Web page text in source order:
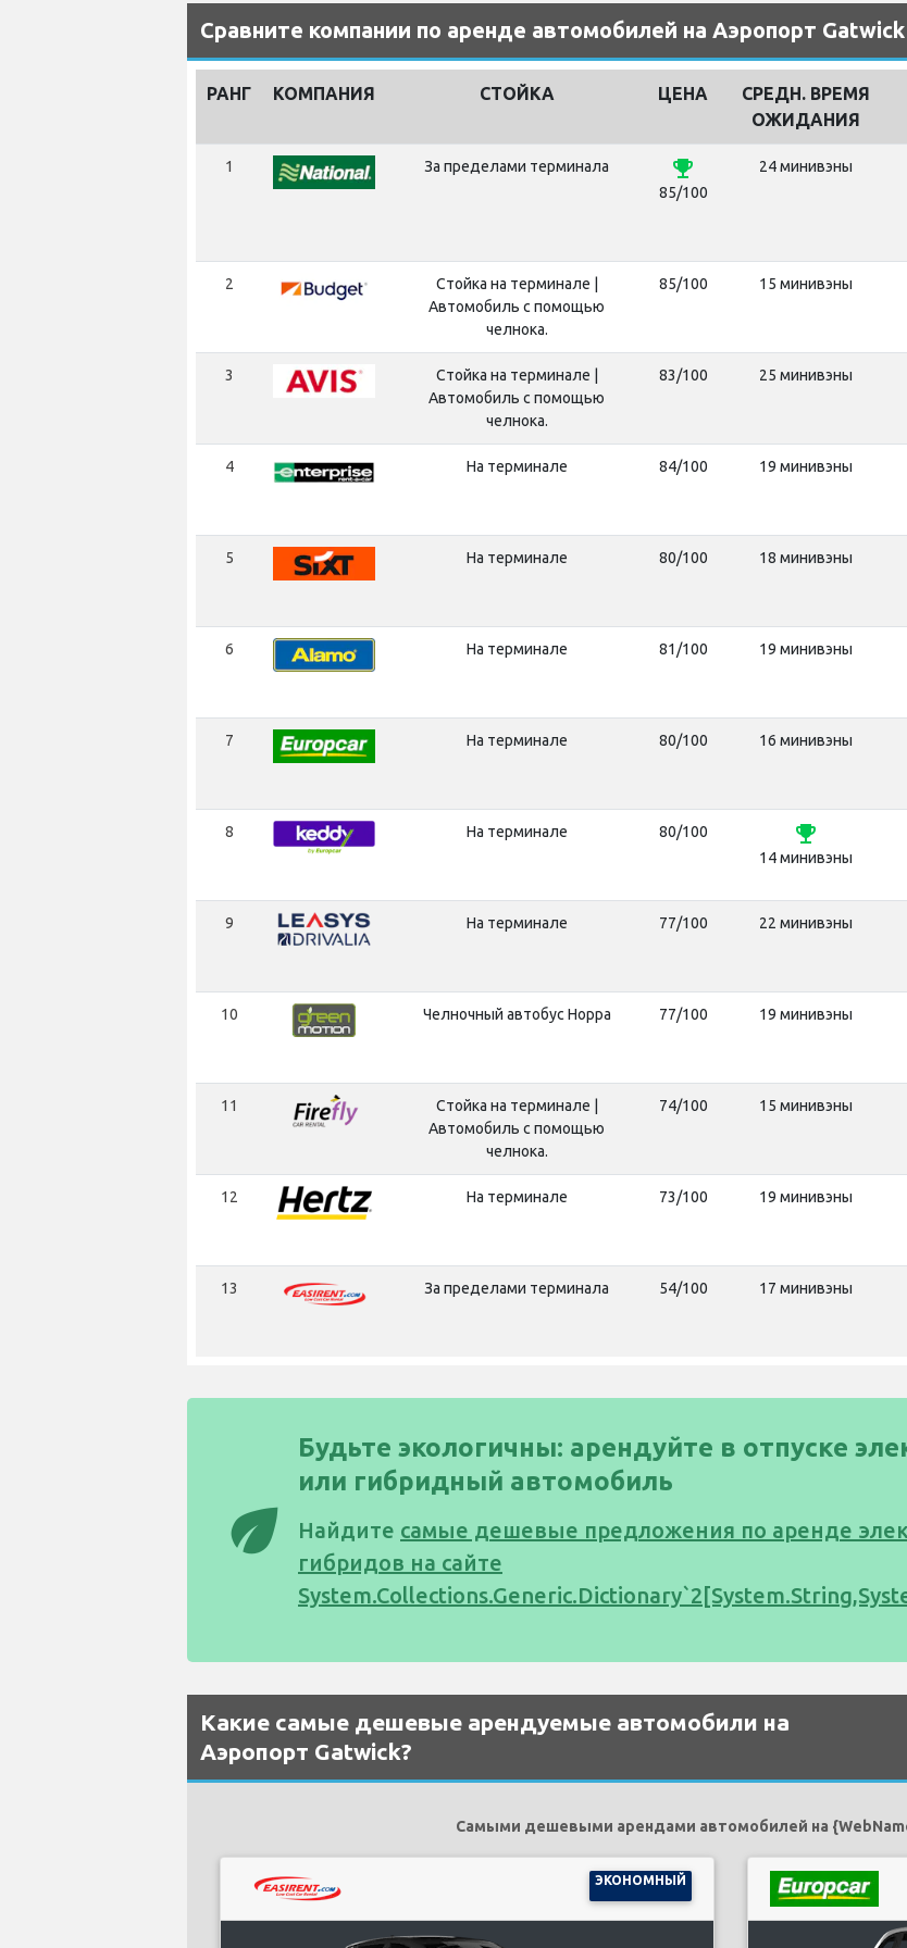
Сравните компании по аренде автомобилей на Аэропорт Gatwick
РАНГ КОМПАНИЯ СТОЙКА ЦЕНА
СРЕДН. ВРЕМЯ
ОЖИДАНИЯ
1 За пределами терминала emoji_events
85/100
24 минивэны
2
Стойка на терминале |
Автомобиль с помощью
челнока.
85/100 15 минивэны
3
Стойка на терминале |
Автомобиль с помощью
челнока.
83/100 25 минивэны
4 На терминале 84/100 19 минивэны
5 На терминале 80/100 18 минивэны
6 На терминале 81/100 19 минивэны
7 На терминале 80/100 16 минивэны
8 На терминале 80/100 emoji_events
14 минивэны
9 На терминале 77/100 22 минивэны
10 Челночный автобус Hoppa 77/100 19 минивэны
11
Стойка на терминале |
Автомобиль с помощью
челнока.
74/100 15 минивэны
12 На терминале 73/100 19 минивэны
13 За пределами терминала 54/100 17 минивэны
eco
Будьте экологичны: арендуйте в отпуске
или гибридный автомобиль
Найдите самые дешевые предложения по аренде
гибридов на сайте
Какие самые дешевые арендуемые автомобили на
Аэропорт Gatwick?
Самыми дешевыми арендами автомобилей на
ЭКОНОМНЫЙ